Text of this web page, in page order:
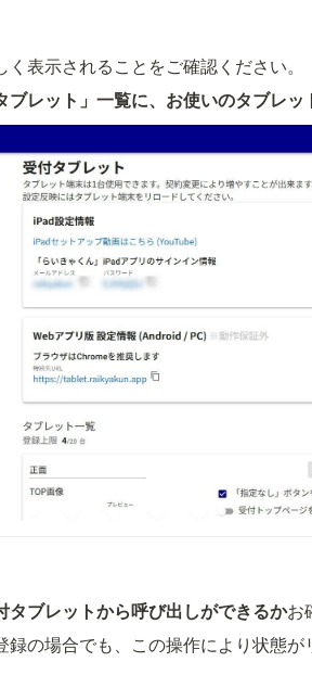
表示されることをご確認ください。
レット」一覧に、お使いのタブレッ
タブレットから呼び出しができるかお
の場合でも、この操作により状態